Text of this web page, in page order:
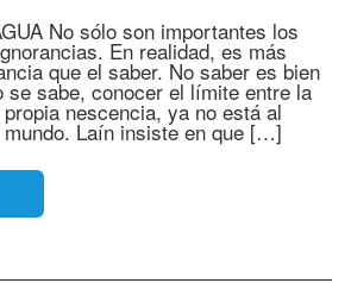
No sólo son importantes los
En realidad, es más
que el saber. No saber es bien
se sabe, conocer el límite entre la
nescencia, ya no está al
Laín insiste en que […]